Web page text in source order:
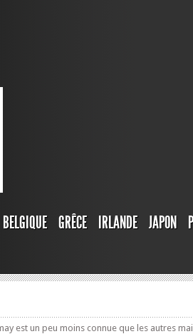
BELGIQUE GRÊCE IRLANDE JAPON
est un peu moins connue que les autres